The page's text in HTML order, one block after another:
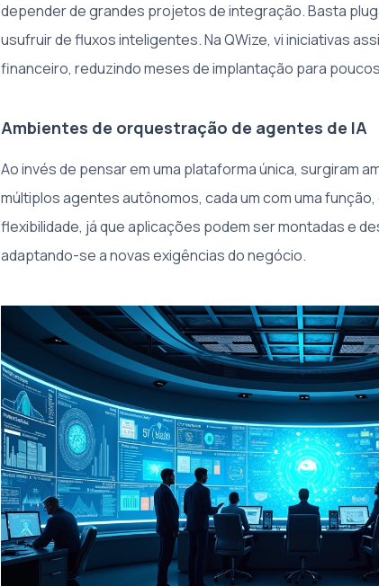
depender de grandes projetos de integração. Basta
usufruir de fluxos inteligentes. Na QWize, vi iniciativas
financeiro, reduzindo meses de implantação para
Ambientes de orquestração de agentes de IA
Ao invés de pensar em uma plataforma única, surgiram
múltiplos agentes autônomos, cada um com uma
flexibilidade, já que aplicações podem ser montadas e
adaptando-se a novas exigências do negócio.